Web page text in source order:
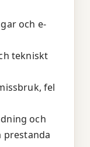
och e-
tekniskt
fel
och
prestanda